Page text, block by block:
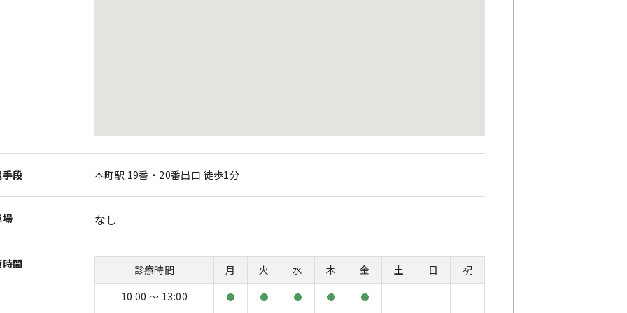
段 本町駅 19番・20番出口 徒歩1分
場 なし
間 診療時間 月 火 水 木 金 土 日
祝
10:00 〜 13:00
● ● ● ● ●